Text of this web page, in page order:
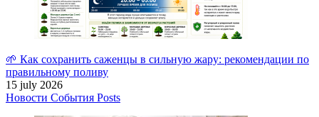
🌱 Как сохранить саженцы в сильную жару: рекомендации по
правильному поливу
15 july 2026
Новости События Posts